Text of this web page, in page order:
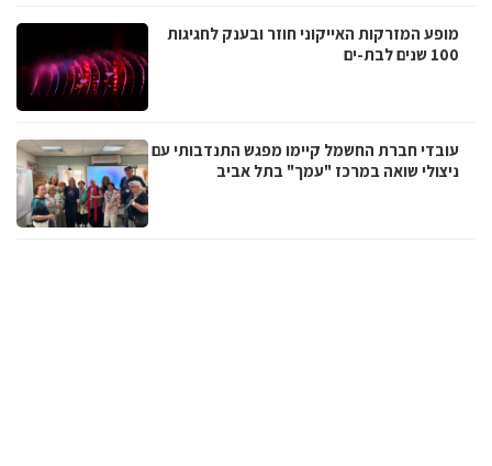
מופע המזרקות האייקוני חוזר ובענק לחגיגות
100 שנים לבת-ים
עובדי חברת החשמל קיימו מפגש התנדבותי עם
ניצולי שואה במרכז "עמך" בתל אביב